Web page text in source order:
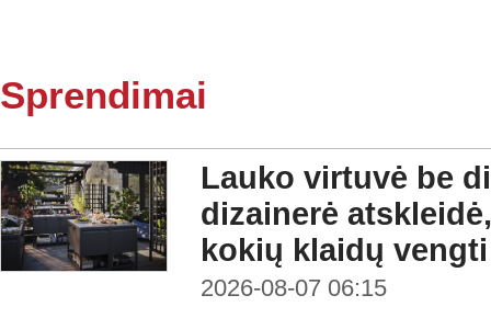
Sprendimai
Lauko virtuvė be
dizainerė
kokių klaidų vengti
2026-08-07 06:15